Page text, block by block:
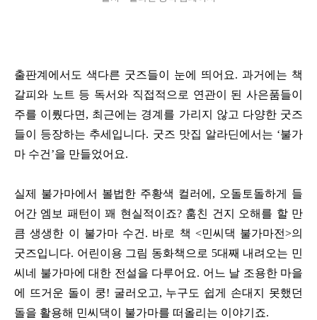
출판계에서도 색다른 굿즈들이 눈에 띄어요. 과거에는 책
갈피와 노트 등 독서와 직접적으로 연관이 된 사은품들이
주를 이뤘다면, 최근에는 경계를 가리지 않고 다양한 굿즈
들이 등장하는 추세입니다. 굿즈 맛집 알라딘에서는 ‘불가
마 수건’을 만들었어요.
실제 불가마에서 볼법한 주황색 컬러에, 오돌토돌하게 들
어간 엠보 패턴이 꽤 현실적이죠? 훔친 건지 오해를 할 만
큼 생생한 이 불가마 수건. 바로 책 <민씨댁 불가마전>의
굿즈입니다. 어린이용 그림 동화책으로 5대째 내려오는 민
씨네 불가마에 대한 전설을 다루어요. 어느 날 조용한 마을
에 뜨거운 돌이 쿵! 굴러오고, 누구도 쉽게 손대지 못했던
돌을 활용해 민씨댁이 불가마를 떠올리는 이야기죠.